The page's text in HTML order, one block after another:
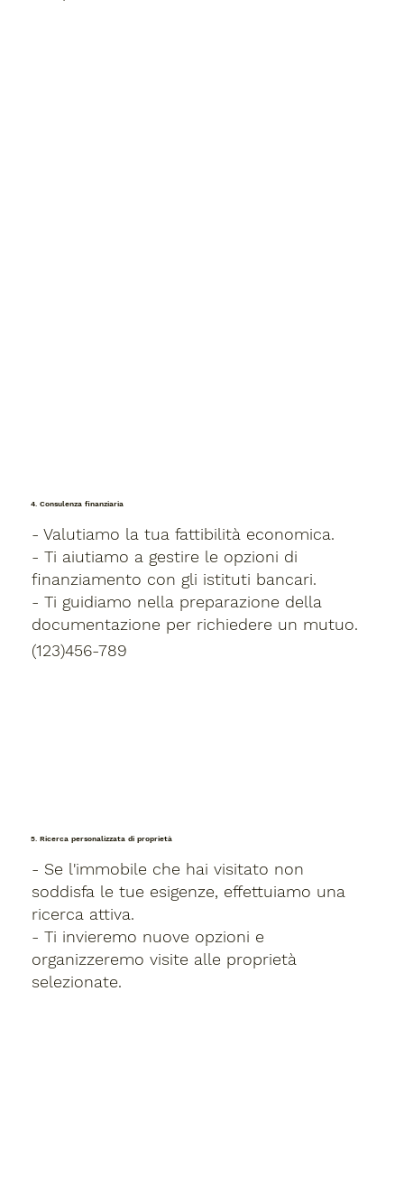
4. Consulenza finanziaria
- Valutiamo la tua fattibilità economica.
- Ti aiutiamo a gestire le opzioni di
finanziamento con gli istituti bancari.
- Ti guidiamo nella preparazione della
documentazione per richiedere un mutuo.
(123)456-789
5. Ricerca personalizzata di proprietà
- Se l'immobile che hai visitato non
soddisfa le tue esigenze, effettuiamo una
ricerca attiva.
- Ti invieremo nuove opzioni e
organizzeremo visite alle proprietà
selezionate.